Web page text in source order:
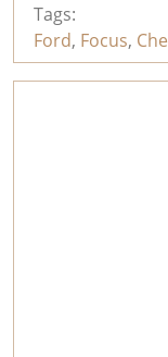
Tags:
Ford, Focus,